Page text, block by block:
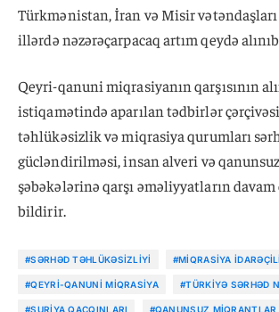
Türkmənistan, İran və Misir vətəndaşları
illərdə nəzərəçarpacaq artım qeydə
Qeyri-qanuni miqrasiyanın qarşısının
istiqamətində aparılan tədbirlər
təhlükəsizlik və miqrasiya qurumları
gücləndirilməsi, insan alveri və
şəbəkələrinə qarşı əməliyyatların
bildirir.
#SƏRHƏD TƏHLÜKƏSIZLIYI #MIQRASIYA
#QEYRI-QANUNI MIQRASIYA #TÜRKIYƏ SƏRHƏD
#SURIYA QAÇQINLARI #QANUNSUZ MIQRANTLAR